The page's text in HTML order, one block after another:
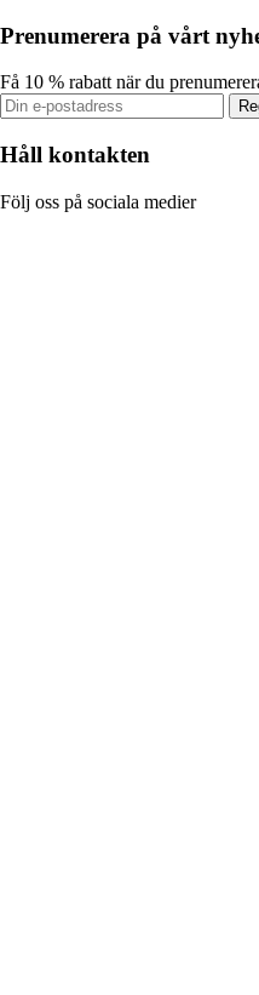
Prenumerera på vårt
Få 10 % rabatt när du
Håll kontakten
Följ oss på sociala medier